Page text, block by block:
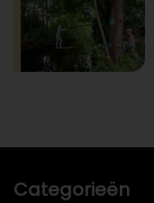
Categorieën